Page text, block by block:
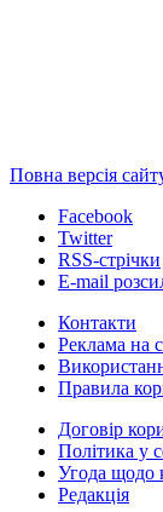
Повна версія
Facebook
Twitter
RSS-стрічки
E-mail
Контакти
Реклама на
Правила
Договір
Політика у
Угода щодо
Редакція